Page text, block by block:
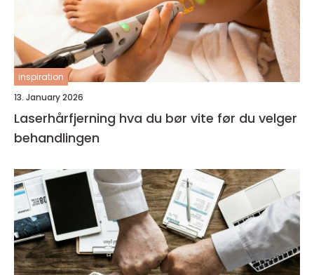
inspiration
13. January 2026
Laserhårfjerning hva du bør vite før du velger
behandlingen